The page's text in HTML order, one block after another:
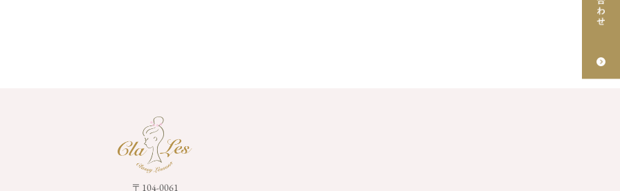
〒104-0061